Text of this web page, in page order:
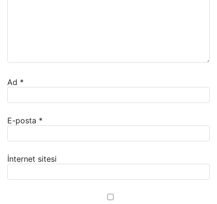
Ad *
E-posta *
İnternet sitesi